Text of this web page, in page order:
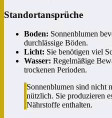
Standortansprüche
Boden: Sonnenblumen
durchlässige Böden.
Licht: Sie benötigen viel
Wasser: Regelmäßige
trockenen Perioden.
Sonnenblumen sind nicht
nützlich. Sie produzieren
Nährstoffe enthalten.